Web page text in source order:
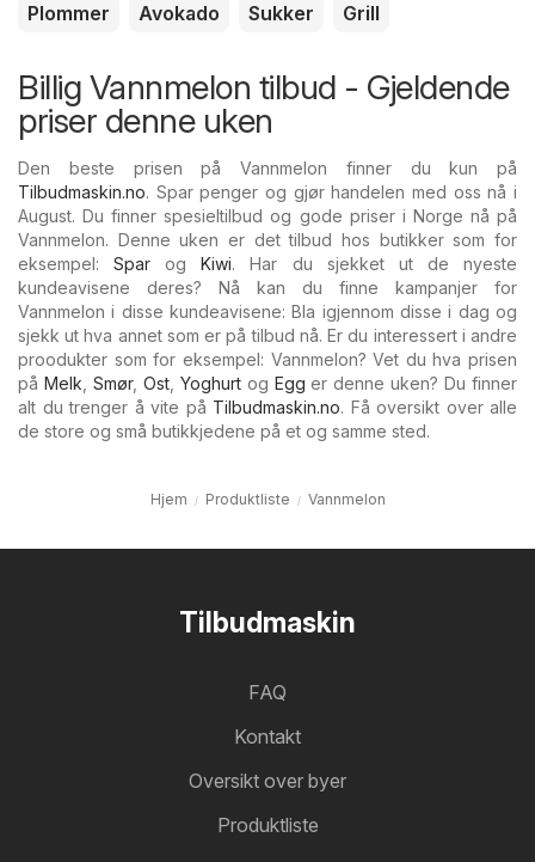
Plommer
Avokado Sukker Grill
Billig Vannmelon tilbud - Gjeldende
priser denne uken
Den beste prisen på Vannmelon finner du kun på
Tilbudmaskin.no. Spar penger og gjør handelen med oss nå i
August. Du finner spesieltilbud og gode priser i Norge nå på
Vannmelon. Denne uken er det tilbud hos butikker som for
eksempel:Spar ogKiwi. Har du sjekket ut de nyeste
kundeavisene deres? Nå kan du finne kampanjer for
Vannmelon i disse kundeavisene: Bla igjennom disse i dag og
sjekk ut hva annet som er på tilbud nå. Er du interessert i andre
proodukter som for eksempel: Vannmelon? Vet du hva prisen
på Melk Smør, Ost, Yoghurtog Egg er denne uken? Du finner
alt du trenger å vite på Tilbudmaskin.no. Få oversikt over alle
de store og små butikkjedene på et og samme sted.
Hjem Produktliste Vannmelon
Tilbudmaskin
FAQ
Kontakt
Oversikt over byer
Produktliste